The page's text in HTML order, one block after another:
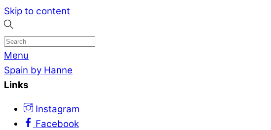
Skip to content
Menu
Spain by Hanne
Links
Instagram
Facebook